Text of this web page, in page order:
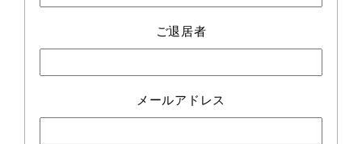
ご退居者
メールアドレス